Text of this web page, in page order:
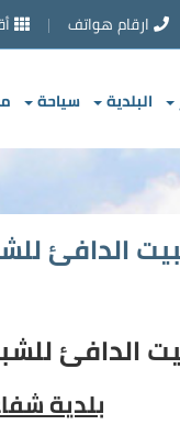
ارقام هواتف
البلدية سياحة
الدافئ
الدافئ
بلدية